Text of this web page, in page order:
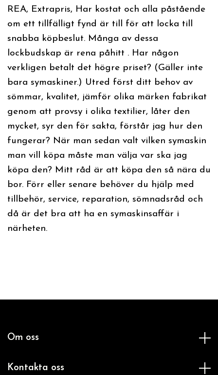
REA, Extrapris, Har kostat och alla påstående
om ett tillfälligt fynd är till för att locka till
snabba köpbeslut. Många av dessa
lockbudskap är rena påhitt . Har någon
verkligen betalt det högre priset? (Gäller inte
bara symaskiner.) Utred först ditt behov av
sömmar, kvalitet, jämför olika märken fabrikat
genom att provsy i olika textilier, låter den
mycket, syr den för sakta, förstår jag hur den
fungerar? När man sedan valt vilken symaskin
man vill köpa måste man välja var ska jag
köpa den? Mitt råd är att köpa den så nära du
bor. Förr eller senare behöver du hjälp med
tillbehör, service, reparation, sömnadsråd och
då är det bra att ha en symaskinsaffär i
närheten.
Om oss
Kontakta oss